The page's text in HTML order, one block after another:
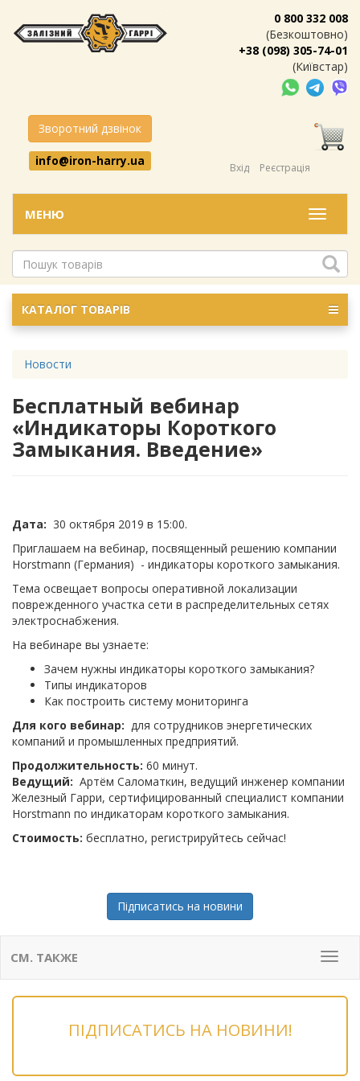
0 800 332 008
(Безкоштовно)
+38 (098) 305-74-01
(Київстар)
Зворотний дзвінок
info@iron-harry.ua
Вхід Реєстрація
Меню
МЕНЮ
КАТАЛОГ ТОВАРІВ
Новости
Бесплатный вебинар
«Индикаторы Короткого
Замыкания. Введение»
Дата: 30 октября 2019 в 15:00.
Приглашаем на вебинар, посвященный решению компании
Horstmann (Германия) - индикаторы короткого замыкания.
Тема освещает вопросы оперативной локализации
поврежденного участка сети в распределительных сетях
электроснабжения.
На вебинаре вы узнаете:
Зачем нужны индикаторы короткого замыкания?
Типы индикаторов
Как построить систему мониторинга
Для кого вебинар: для сотрудников энергетических
компаний и промышленных предприятий.
Продолжительность: 60 минут.
Ведущий: Артём Саломаткин, ведущий инженер компании
Железный Гарри, сертифицированный специалист компании
Horstmann по индикаторам короткого замыкания.
Стоимость: бесплатно, регистрируйтесь сейчас!
Підписатись на новини
Меню
СМ. ТАКЖЕ
ПІДПИСАТИСЬ НА НОВИНИ!